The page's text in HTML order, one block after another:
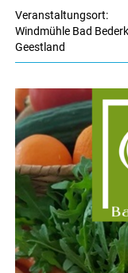
Veranstaltungsort:
Windmühle Bad
Geestland